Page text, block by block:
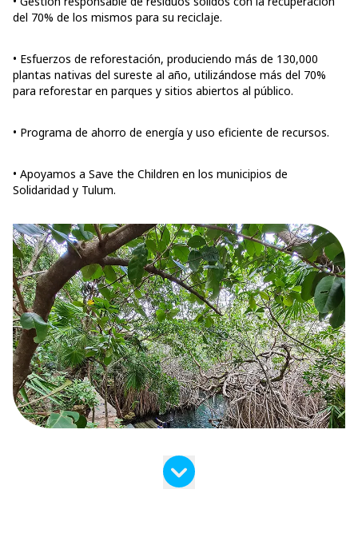
del 70% de los mismos para su reciclaje.
• Esfuerzos de reforestación, produciendo más de 130,000
plantas nativas del sureste al año, utilizándose más del 70%
para reforestar en parques y sitios abiertos al público.
• Programa de ahorro de energía y uso eficiente de recursos.
• Apoyamos a Save the Children en los municipios de
Solidaridad y Tulum.